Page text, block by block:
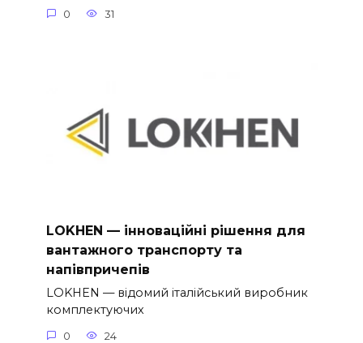
0 31
LOKHEN — інноваційні рішення для
вантажного транспорту та
напівпричепів
LOKHEN — відомий італійський виробник
комплектуючих
0 24